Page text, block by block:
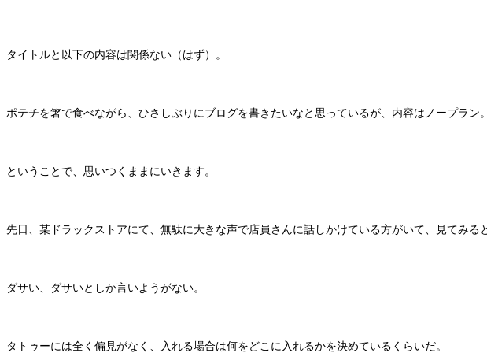
タイトルと以下の内容は関係ない（はず）。
ポテチを箸で食べながら、ひさしぶりにブログを書きたいなと思っているが、内容はノープラン。
ということで、思いつくままにいきます。
先日、某ドラックストアにて、無駄に大きな声で店員さんに話しかけている方がいて、見てみ
ダサい、ダサいとしか言いようがない。
タトゥーには全く偏見がなく、入れる場合は何をどこに入れるかを決めているくらいだ。